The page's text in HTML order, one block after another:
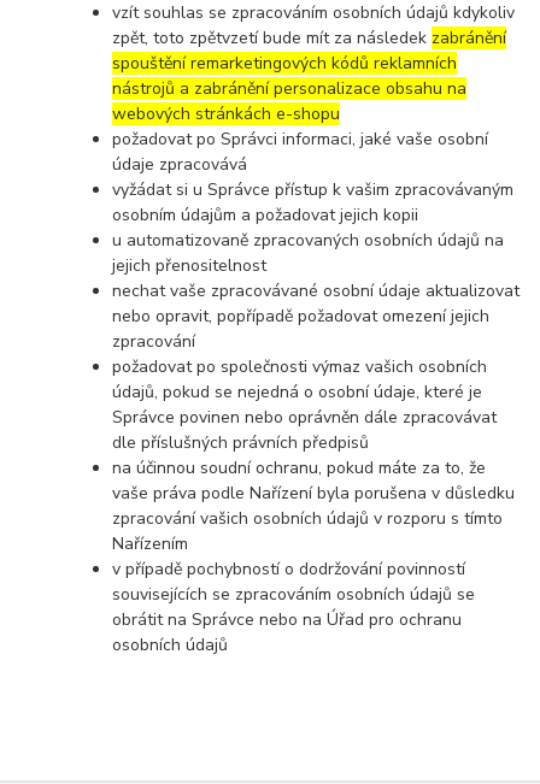
vzít souhlas se zpracováním osobních údajů kdykoliv
zpět, toto zpětvzetí bude mít za následek zabránění
spouštění remarketingových kódů reklamních
nástrojů a zabránění personalizace obsahu na
webových stránkách e-shopu
požadovat po Správci informaci, jaké vaše osobní
údaje zpracovává
vyžádat si u Správce přístup k vašim zpracovávaným
osobním údajům a požadovat jejich kopii
u automatizovaně zpracovaných osobních údajů na
jejich přenositelnost
nechat vaše zpracovávané osobní údaje aktualizovat
nebo opravit, popřípadě požadovat omezení jejich
zpracování
požadovat po společnosti výmaz vašich osobních
údajů, pokud se nejedná o osobní údaje, které je
Správce povinen nebo oprávněn dále zpracovávat
dle příslušných právních předpisů
na účinnou soudní ochranu, pokud máte za to, že
vaše práva podle Nařízení byla porušena v důsledku
zpracování vašich osobních údajů v rozporu s tímto
Nařízením
v případě pochybností o dodržování povinností
souvisejících se zpracováním osobních údajů se
obrátit na Správce nebo na Úřad pro ochranu
osobních údajů